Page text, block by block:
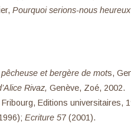
Pourquoi serions-nous
et bergère de mots,
Rivaz, Genève, Zoé, 2002.
Fribourg, Editions universitaires,
Ecriture 57 (2001).